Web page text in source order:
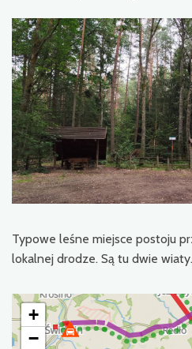
Typowe leśne miejsce postoju
lokalnej drodze. Są tu dwie wiaty.
+
−